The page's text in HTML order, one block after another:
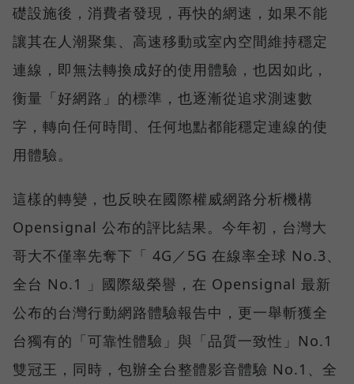
礎設施後，消費者發現，再快的網速，如果不能
讓其在人潮聚集、高速移動或室內空間維持穩定
連線，即無法轉換成好的使用體驗，也因如此，
衡量「好網路」的標準，也逐漸從追求測速數
字，轉向任何時間、任何地點都能穩定連線的使
用體驗。
這樣的轉變，也反映在國際權威網路分析機構
Opensignal 公布的評比結果。今年初，台灣大
哥大不僅率先奪下「 4G／5G 在線率全球 No.3、
全台 No.1 」國際級榮譽，在 Opensignal 最新
公布的台灣行動網路體驗報告中，更一舉斬獲全
台獨有的「可靠性體驗」與「品質一致性」No.1
雙冠王，同時，包辦全台整體影音體驗 No.1、全